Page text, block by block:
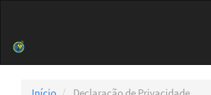
Barra